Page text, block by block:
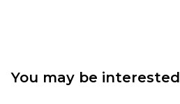
You may be interested